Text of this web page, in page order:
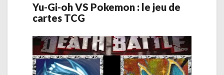
Yu-Gi-oh VS Pokemon : le jeu de
cartes TCG